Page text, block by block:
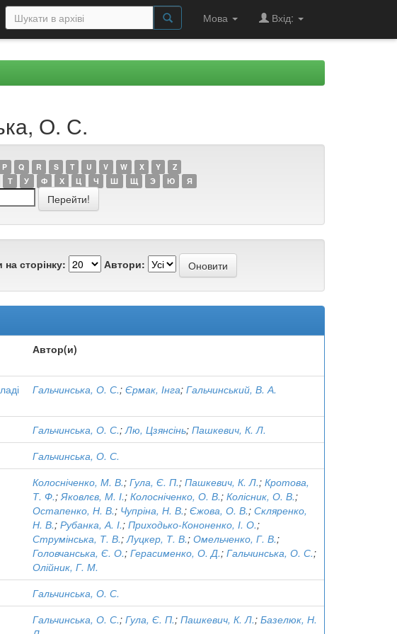
Мова Вхід:
О. С.
P Q R S T U V W X Y
Z
Т У Ф Х Ц Ч Ш Щ Э Ю Я
на сторінку: Автори:
Автор(и)
Гальчинська, О. С.; Єрмак, Інга; Гальчинський, В. А.
Гальчинська, О. С.;Лю, Цзянсінь; Пашкевич, К. Л.
Гальчинська, О. С.
Колосніченко, М. В.; Гула, Є. П.; Пашкевич, К. Л.; Кротова,
Т. Ф.;Яковлєв, М. І.; Колосніченко, О. В.; Колісник, О. В.;
Остапенко, Н. В.; Чупріна, Н. В.; Єжова, О. В.; Скляренко,
Н. В.; Рубанка, А. І.; Приходько-Кононенко, І. О.;
Струмінська, Т. В.;Луцкер, Т. В.; Омельченко, Г. В.;
Головчанська, Є. О.; Герасименко, О. Д.; Гальчинська, О. С.;
Олійник, Г. М.
Гальчинська, О. С.
Гальчинська, О. С.; Гула, Є. П.; Пашкевич, К. Л.; Базелюк, Н.